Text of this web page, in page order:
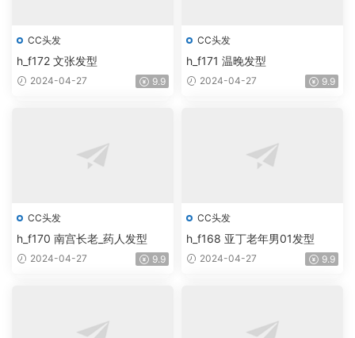
CC头发
h_f172 文张发型
2024-04-27 9.9
CC头发
h_f171 温晚发型
2024-04-27 9.9
CC头发
h_f170 南宫长老_药人发型
2024-04-27 9.9
CC头发
h_f168 亚丁老年男01发型
2024-04-27 9.9